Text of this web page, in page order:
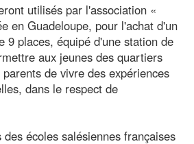
utilisés par l'association «
en Guadeloupe, pour l'achat d'un
9 places, équipé d'une station de
aux jeunes des quartiers
de vivre des expériences
dans le respect de
écoles salésiennes françaises